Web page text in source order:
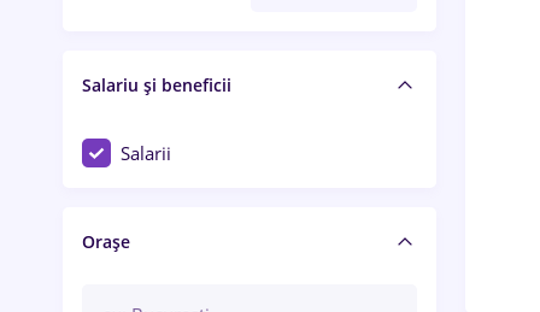
Salariu și beneficii
Salarii
Orașe